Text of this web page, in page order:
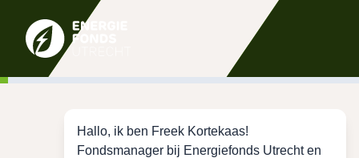
Hallo, ik ben Freek Kortekaas!
Fondsmanager bij Energiefonds Utrecht en